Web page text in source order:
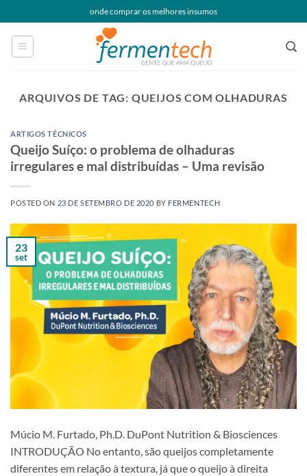
to
content
onde comprar os melhores insumos
ARQUIVOS DE TAG: QUEIJOS COM OLHADURAS
ARTIGOS TÉCNICOS
Queijo Suíço: o problema de olhaduras
irregulares e mal distribuídas – Uma revisão
POSTED ON 23 DE SETEMBRO DE 2020 BY FERMENTECH
23
set
Múcio M. Furtado, Ph.D. DuPont Nutrition & Biosciences
INTRODUÇÃO No entanto, são queijos completamente
diferentes em relação à textura, já que o queijo à direita